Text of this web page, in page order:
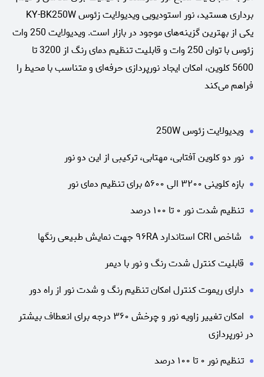
‌برداری هستید، نور استودیویی ویدیولایت زئوس KY-BK250W
یکی از بهترین گزینه‌های موجود در بازار است. ویدیولایت 250 وات
زئوس با توان 250 وات و قابلیت تنظیم دمای رنگ از 3200 تا
5600 کلوین، امکان ایجاد نورپردازی حرفه‌ای و متناسب با محیط را
فراهم می‌کند
ویدیولایت زئوس 250W
نور دو کلوین آفتابی، مهتابی، ترکیبی از این دو نور
بازه کلوینی ۳۲۰۰ الی ۵۶۰۰ برای تنظیم دمای نور
تنظیم شدت نور ۰ تا ۱۰۰ درصد
شاخص CRI استاندارد ۹۶RA جهت نمایش طبیعی رنگها
قابلیت کنترل شدت رنگ و نور با دیمر
دارای ریموت کنترل امکان تنظیم رنگ و شدت نور از راه دور
امکان تغییر زاویه نور و چرخش ۳۶۰ درجه برای انعطاف بیشتر
در نورپردازی
تنظیم نور ۰ تا ۱۰۰ درصد